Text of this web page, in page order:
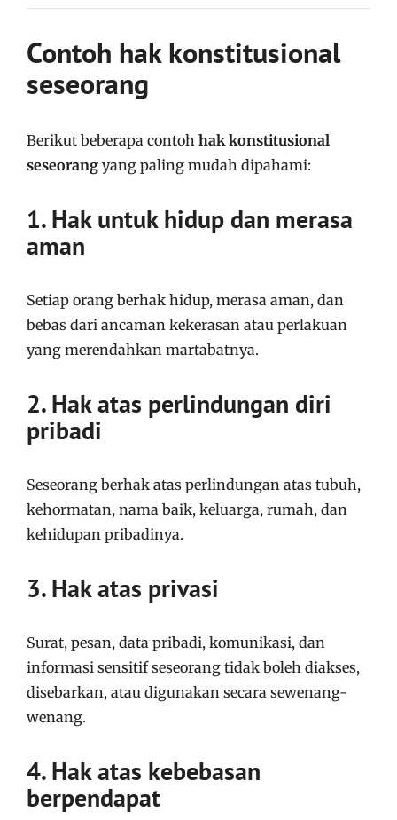
Contoh hak konstitusional
seseorang
Berikut beberapa contoh hak konstitusional
seseorang yang paling mudah dipahami:
1. Hak untuk hidup dan merasa
aman
Setiap orang berhak hidup, merasa aman, dan
bebas dari ancaman kekerasan atau perlakuan
yang merendahkan martabatnya.
2. Hak atas perlindungan diri
pribadi
Seseorang berhak atas perlindungan atas tubuh,
kehormatan, nama baik, keluarga, rumah, dan
kehidupan pribadinya.
3. Hak atas privasi
Surat, pesan, data pribadi, komunikasi, dan
informasi sensitif seseorang tidak boleh diakses,
disebarkan, atau digunakan secara sewenang-
wenang.
4. Hak atas kebebasan
berpendapat